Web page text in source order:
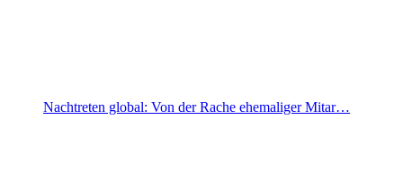
Nachtreten global: Von der Rache ehemaliger Mitar…